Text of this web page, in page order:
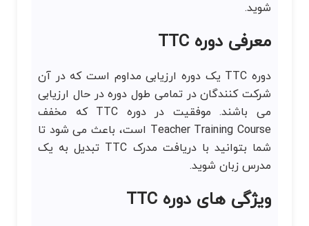
شوید.
معرفی دوره TTC
دوره TTC یک دوره ارزیابی مداوم است که در آن
شرکت کنندگان در تمامی طول دوره در حال ارزیابی
می باشند. موفقیت در دوره TTC که مخفف
Teacher Training Course است، باعث می شود تا
شما بتوانید با دریافت مدرک TTC تبدیل به یک
مدرس زبان شوید.
ویژگی های دوره TTC